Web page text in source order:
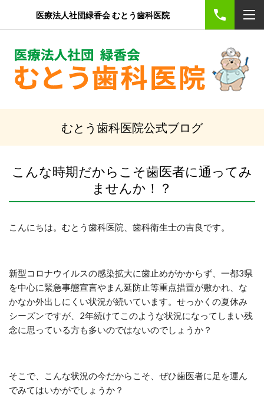
医療法人社団緑香会 むとう歯科医院
むとう歯科医院公式ブログ
こんな時期だからこそ歯医者に通ってみ
ませんか！？
こんにちは。むとう歯科医院、歯科衛生士の吉良です。
新型コロナウイルスの感染拡大に歯止めがかからず、一都3県
を中心に緊急事態宣言やまん延防止等重点措置が敷かれ、な
かなか外出しにくい状況が続いています。せっかくの夏休み
シーズンですが、2年続けてこのような状況になってしまい残
念に思っている方も多いのではないのでしょうか？
そこで、こんな状況の今だからこそ、ぜひ歯医者に足を運ん
でみてはいかがでしょうか？